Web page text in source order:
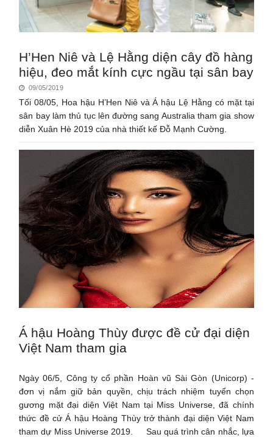
H’Hen Niê và Lệ Hằng diện cây đồ hàng
hiệu, đeo mắt kính cực ngầu tại sân bay
09/05/2019
Tối 08/05, Hoa hậu H’Hen Niê và Á hậu Lệ Hằng có mặt tại
sân bay làm thủ tục lên đường sang Australia tham gia show
diễn Xuân Hè 2019 của nhà thiết kế Đỗ Mạnh Cường.
Á hậu Hoàng Thùy được đề cử đại diện
Việt Nam tham gia
Ngày 06/5, Công ty cổ phần Hoàn vũ Sài Gòn (Unicorp) -
đơn vị nắm giữ bản quyền, chịu trách nhiệm tuyển chọn
gương mặt đại diện Việt Nam tại Miss Universe, đã chính
thức đề cử Á hậu Hoàng Thùy trở thành đại diện Việt Nam
tham dự Miss Universe 2019. Sau quá trình cân nhắc, lựa